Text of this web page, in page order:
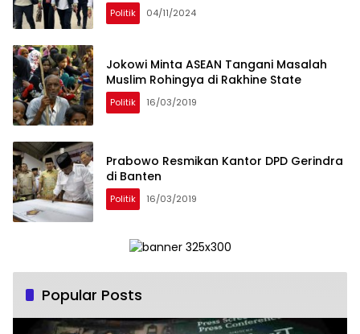
Politik 04/11/2024
Jokowi Minta ASEAN Tangani Masalah
Muslim Rohingya di Rakhine State
Politik 16/03/2019
Prabowo Resmikan Kantor DPD Gerindra
di Banten
Politik 16/03/2019
Popular Posts